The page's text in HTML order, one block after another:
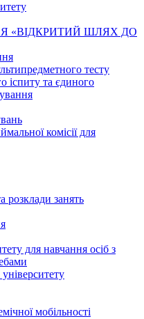
«ВІДКРИТИЙ ШЛЯХ ДО
тесту
іспиту та єдиного
комісії для
розклади занять
для навчання осіб з
мобільності